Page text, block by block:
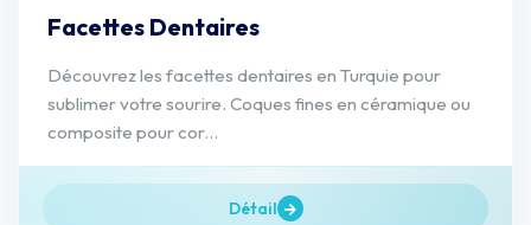
Facettes Dentaires
Découvrez les facettes dentaires en Turquie pour
sublimer votre sourire. Coques fines en céramique ou
composite pour cor...
Détail